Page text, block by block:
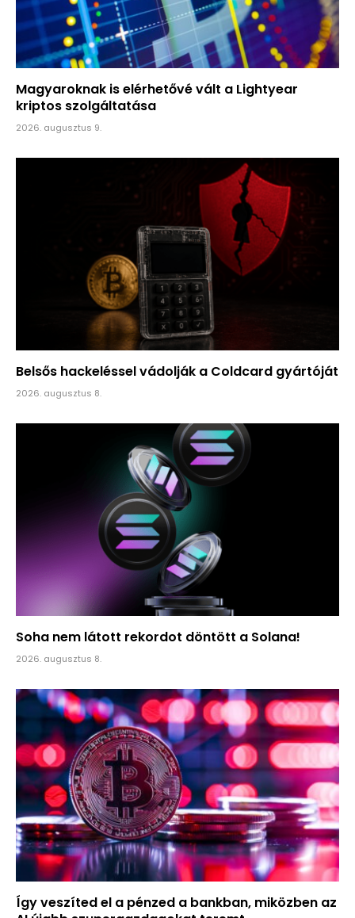
Magyaroknak is elérhetővé vált a Lightyear
kriptos szolgáltatása
2026. augusztus 9.
Belsős hackeléssel vádolják a Coldcard gyártóját
2026. augusztus 8.
Soha nem látott rekordot döntött a Solana!
2026. augusztus 8.
Így veszíted el a pénzed a bankban, miközben az